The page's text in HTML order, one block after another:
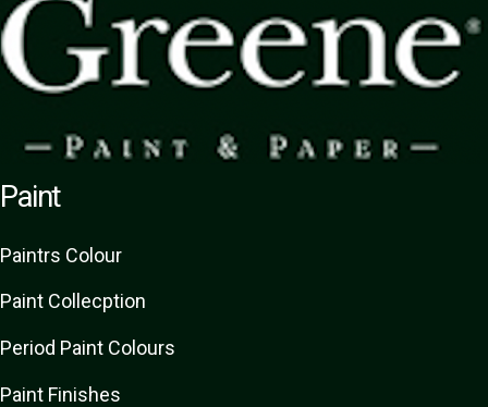
Paint
Paintrs Colour
Paint Collecption
Period Paint Colours
Paint Finishes